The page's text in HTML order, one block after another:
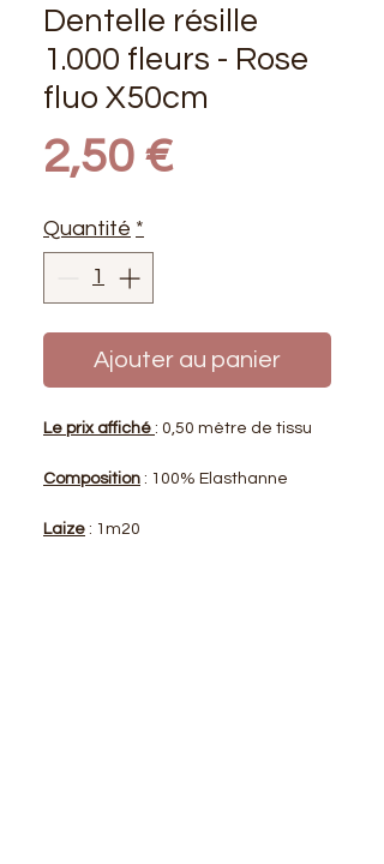
Dentelle résille
1.000 fleurs - Rose
fluo X50cm
2,50 €Prix
Quantité *
Ajouter au panier
Le prix affiché : 0,50 mètre de tissu
Composition : 100% Elasthanne
Laize : 1m20